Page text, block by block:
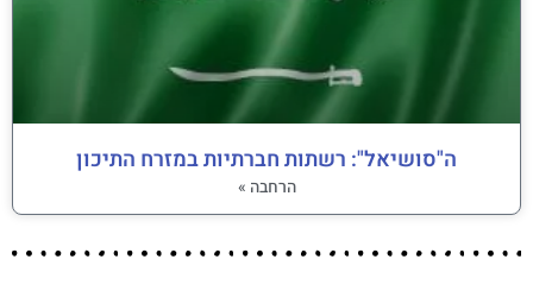
ה"סושיאל": רשתות חברתיות במזרח התיכון
הרחבה »